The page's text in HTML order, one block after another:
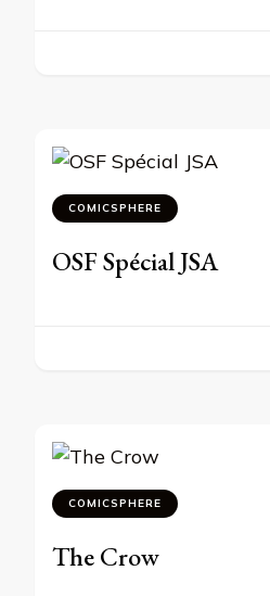
COMICSPHERE
OSF Spécial JSA
COMICSPHERE
The Crow